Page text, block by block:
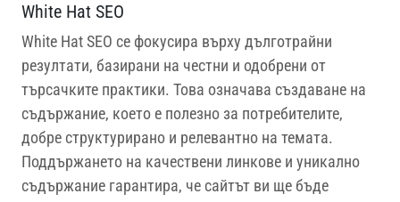
White Hat SEO
White Hat SEO се фокусира върху дълготрайни
резултати, базирани на честни и одобрени от
търсачките практики. Това означава създаване на
съдържание, което е полезно за потребителите,
добре структурирано и релевантно на темата.
Поддържането на качествени линкове и уникално
съдържание гарантира, че сайтът ви ще бъде